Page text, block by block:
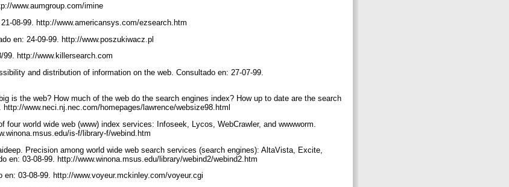
www.aumgroup.com/imine
08-99. http://www.americansys.com/ezsearch.htm
en: 24-09-99. http://www.poszukiwacz.pl
99. http://www.killersearch.com
and distribution of information on the web. Consultado en: 27-07-99.
is the web? How much of the web do the search engines index? How up to date are the search
www.neci.nj.nec.com/homepages/lawrence/websize98.html
four world wide web (www) index services: Infoseek, Lycos, WebCrawler, and wwwworm.
is-f/library-f/webind.htm
Precision among world wide web search services (search engines): AltaVista, Excite,
en: 03-08-99. http://www.winona.msus.edu/library/webind2/webind2.htm
en: 03-08-99. http://www.voyeur.mckinley.com/voyeur.cgi